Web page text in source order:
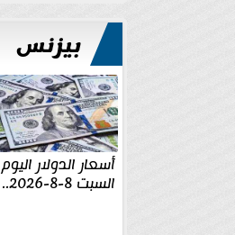
بيزنس
أسعار الدولار اليوم
السبت 8-8-2026..